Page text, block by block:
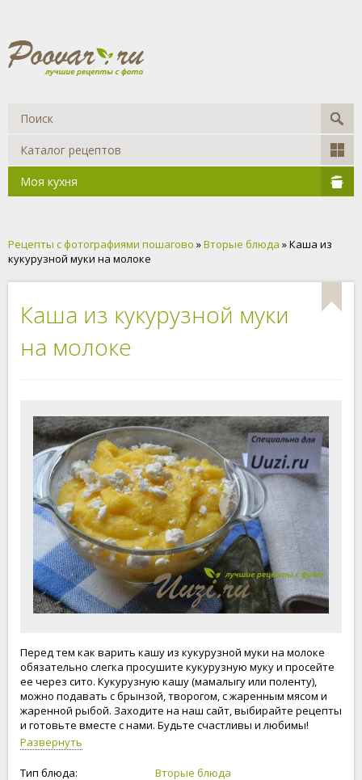
Каталог рецептов
Моя кухня
Рецепты с фотографиями пошагово »Вторые блюда » Каша из
кукурузной муки на молоке
Каша из кукурузной муки
на молоке
Перед тем как варить кашу из кукурузной муки на молоке
обязательно слегка просушите кукурузную муку и просейте
ее через сито. Кукурузную кашу (мамалыгу или поленту),
можно подавать с брынзой, творогом, с жаренным мясом и
жаренной рыбой. Заходите на наш сайт, выбирайте рецепты
и готовьте вместе с нами. Будьте счастливы и любимы!
Развернуть
Тип блюда:
Вторые блюда